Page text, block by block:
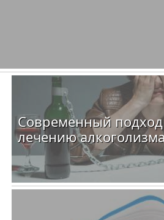
Современный
лечению